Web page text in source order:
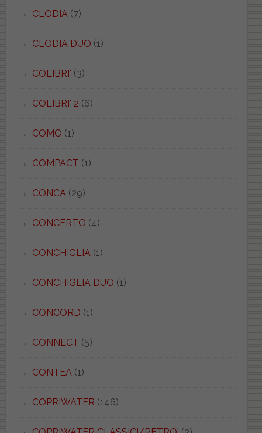
CLODIA(7)
CLODIA DUO (1)
COLIBRI' (3)
COLIBRI' 2 (6)
COMO (1)
COMPACT (1)
CONCA(29)
CONCERTO (4)
CONCHIGLIA(1)
CONCHIGLIA DUO (1)
CONCORD (1)
CONNECT (5)
CONTEA(1)
COPRIWATER (146)